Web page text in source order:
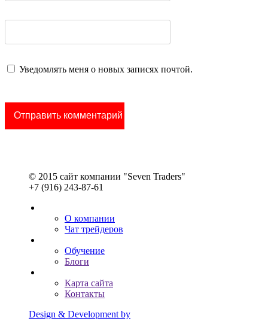
Уведомлять меня о новых записях почтой.
© 2015 сайт компании "Seven Traders"
+7 (916) 243-87-61
О компании
Чат трейдеров
Обучение
Блоги
Карта сайта
Контакты
Design & Development by